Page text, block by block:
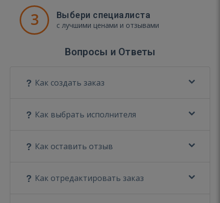
3 Выбери специалиста
с лучшими ценами и отзывами
Вопросы и Ответы
Как создать заказ
Как выбрать исполнителя
Как оставить отзыв
Как отредактировать заказ